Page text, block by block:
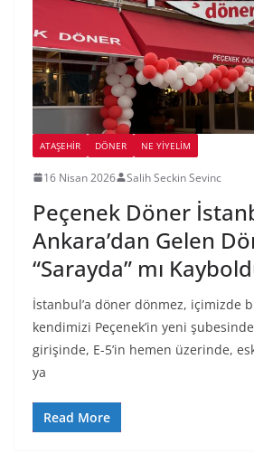
ATAŞEHIR DÖNER NE YİYELİM
16 Nisan 2026 Salih Seckin Sevinc
Peçenek Döner
Ankara’dan Gelen
“Sarayda” mı
İstanbul’a döner dönmez, içimizde
kendimizi Peçenek’in yeni
girişinde, E-5’in hemen üzerinde,
ya
Read More